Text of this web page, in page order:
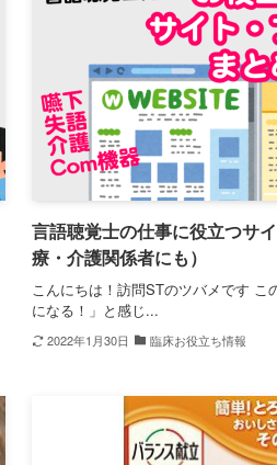
言語聴覚士の仕事に役立つサ
療・介護関係者にも）
こんにちは！訪問STのツバメです
になる！」と感じ...
2022年1月30日 臨床お役立ち情報